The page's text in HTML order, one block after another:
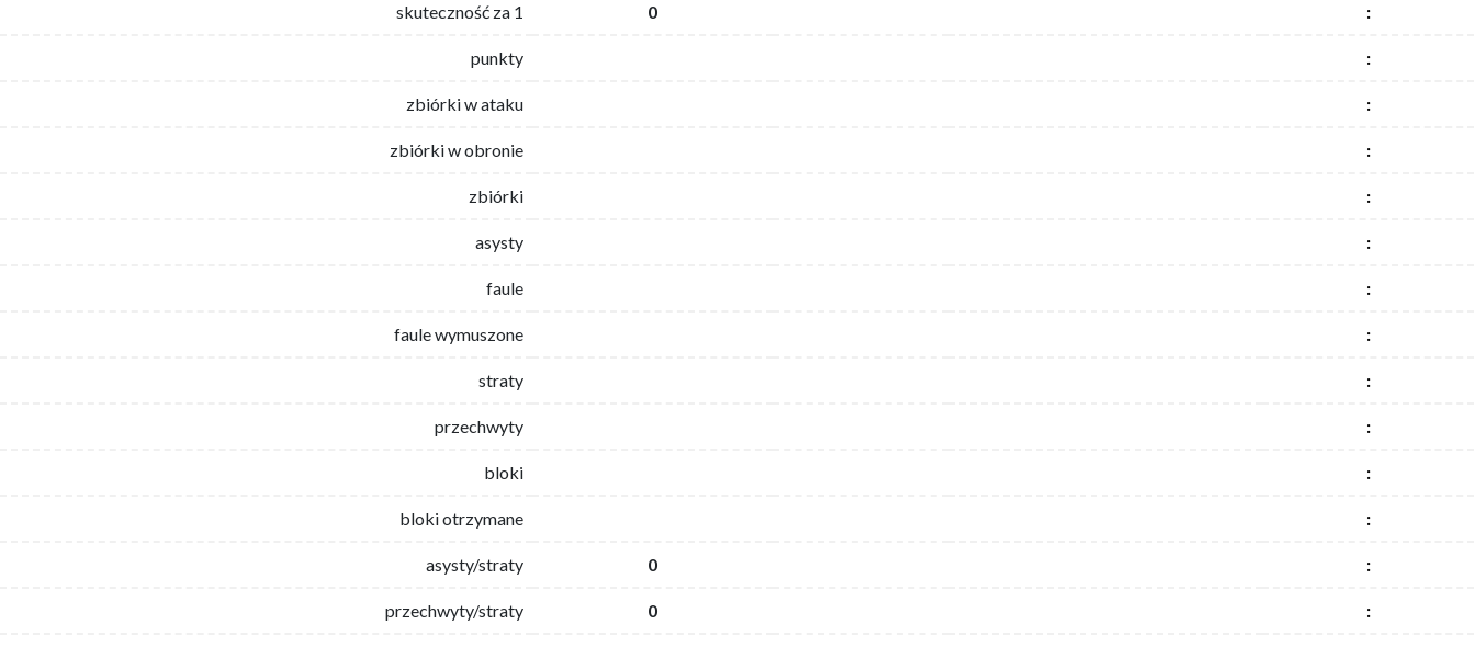
skuteczność za 1 0 :
punkty :
zbiórki w ataku :
zbiórki w obronie :
zbiórki :
asysty :
faule :
faule wymuszone :
straty :
przechwyty :
bloki :
bloki otrzymane :
asysty/straty 0 :
przechwyty/straty 0 :